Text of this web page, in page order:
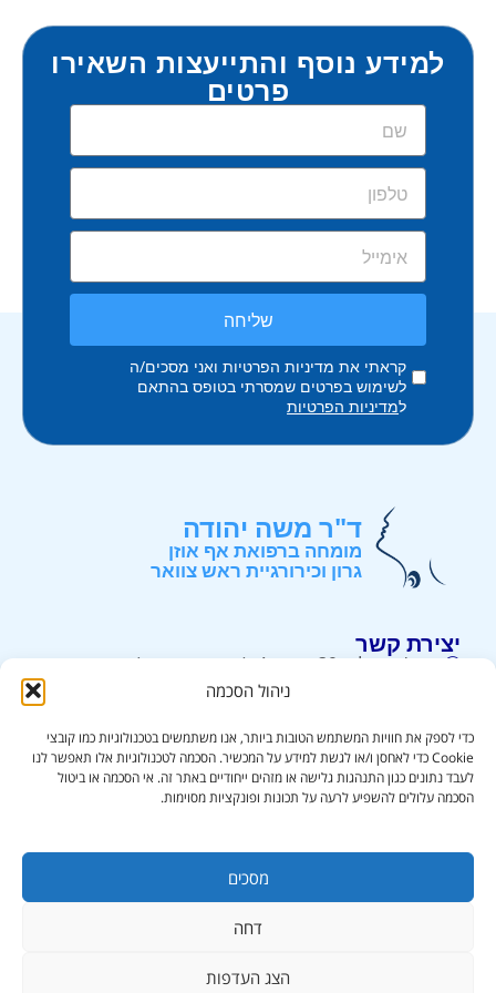
ניהול הסכמה
כדי לספק את חוויות המשתמש הטובות ביותר, אנו משתמשים בטכנולוגיות כמו קובצי
Cookie כדי לאחסן ו/או לגשת למידע על המכשיר. הסכמה לטכנולוגיות אלו תאפשר לנו
לעבד נתונים כגון התנהגות גלישה או מזהים ייחודיים באתר זה. אי הסכמה או ביטול
הסכמה עלולים להשפיע לרעה על תכונות ופונקציות מסוימות.
מסכים
דחה
הצג העדפות
למידע נוסף והתייעצות השאירו
פרטים
קראתי את מדיניות הפרטיות ואני מסכים/ה
לשימוש בפרטים שמסרתי בטופס בהתאם
למדיניות הפרטיות
שליחה
ד"ר משה יהודה
מומחה ברפואת אף אוזן
גרון וכירורגיית ראש צוואר
שרותים
אבחון גושים בצוואר
מידע נוסף
אודות
יצירת קשר
רח' ירושלים 39, קומה 4, (קניון קרית אונו) . קרית אונו.